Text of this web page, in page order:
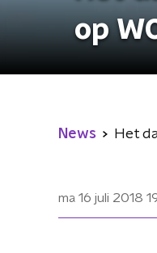
op
News Het
ma 16 juli 2018